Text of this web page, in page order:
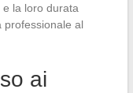
la loro durata
professionale al
ai